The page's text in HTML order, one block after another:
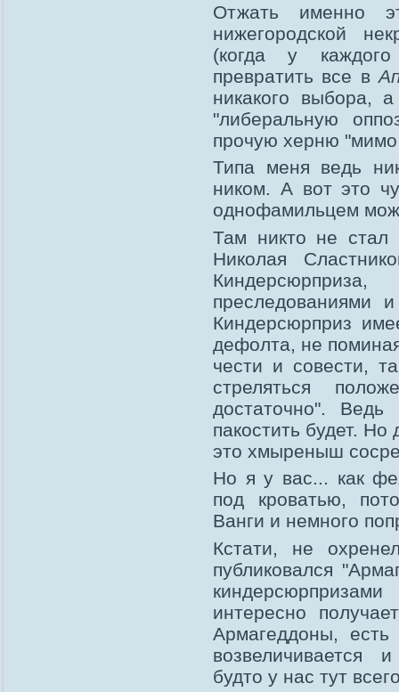
Отжать именно
нижегородской
(когда у каждого
превратить все в
никакого выбора,
"либеральную
прочую херню "мимо
Типа меня ведь
ником. А вот это
однофамильцем
Там никто не стал
Николая
преследованиями
Киндерсюрприз
дефолта, не
чести и совести,
стреляться
достаточно".
пакостить будет.
это хмыреныш
Но я у вас... как
под кроватью,
Ванги и немного
Кстати, не
публиковался
интересно
Армагеддоны,
возвеличивается
будто у нас тут